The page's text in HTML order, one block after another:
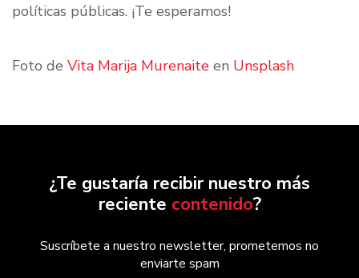
políticas públicas. ¡Te esperamos!
Foto de Vita Marija Murenaite en Unsplash
¿Te gustaría recibir nuestro más
reciente contenido?
Suscríbete a nuestro newsletter, prometemos no
enviarte spam